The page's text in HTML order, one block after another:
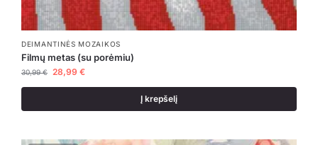
DEIMANTINĖS MOZAIKOS
Filmų metas (su porėmiu)
30,99€ 28,99 €
Į krepšelį